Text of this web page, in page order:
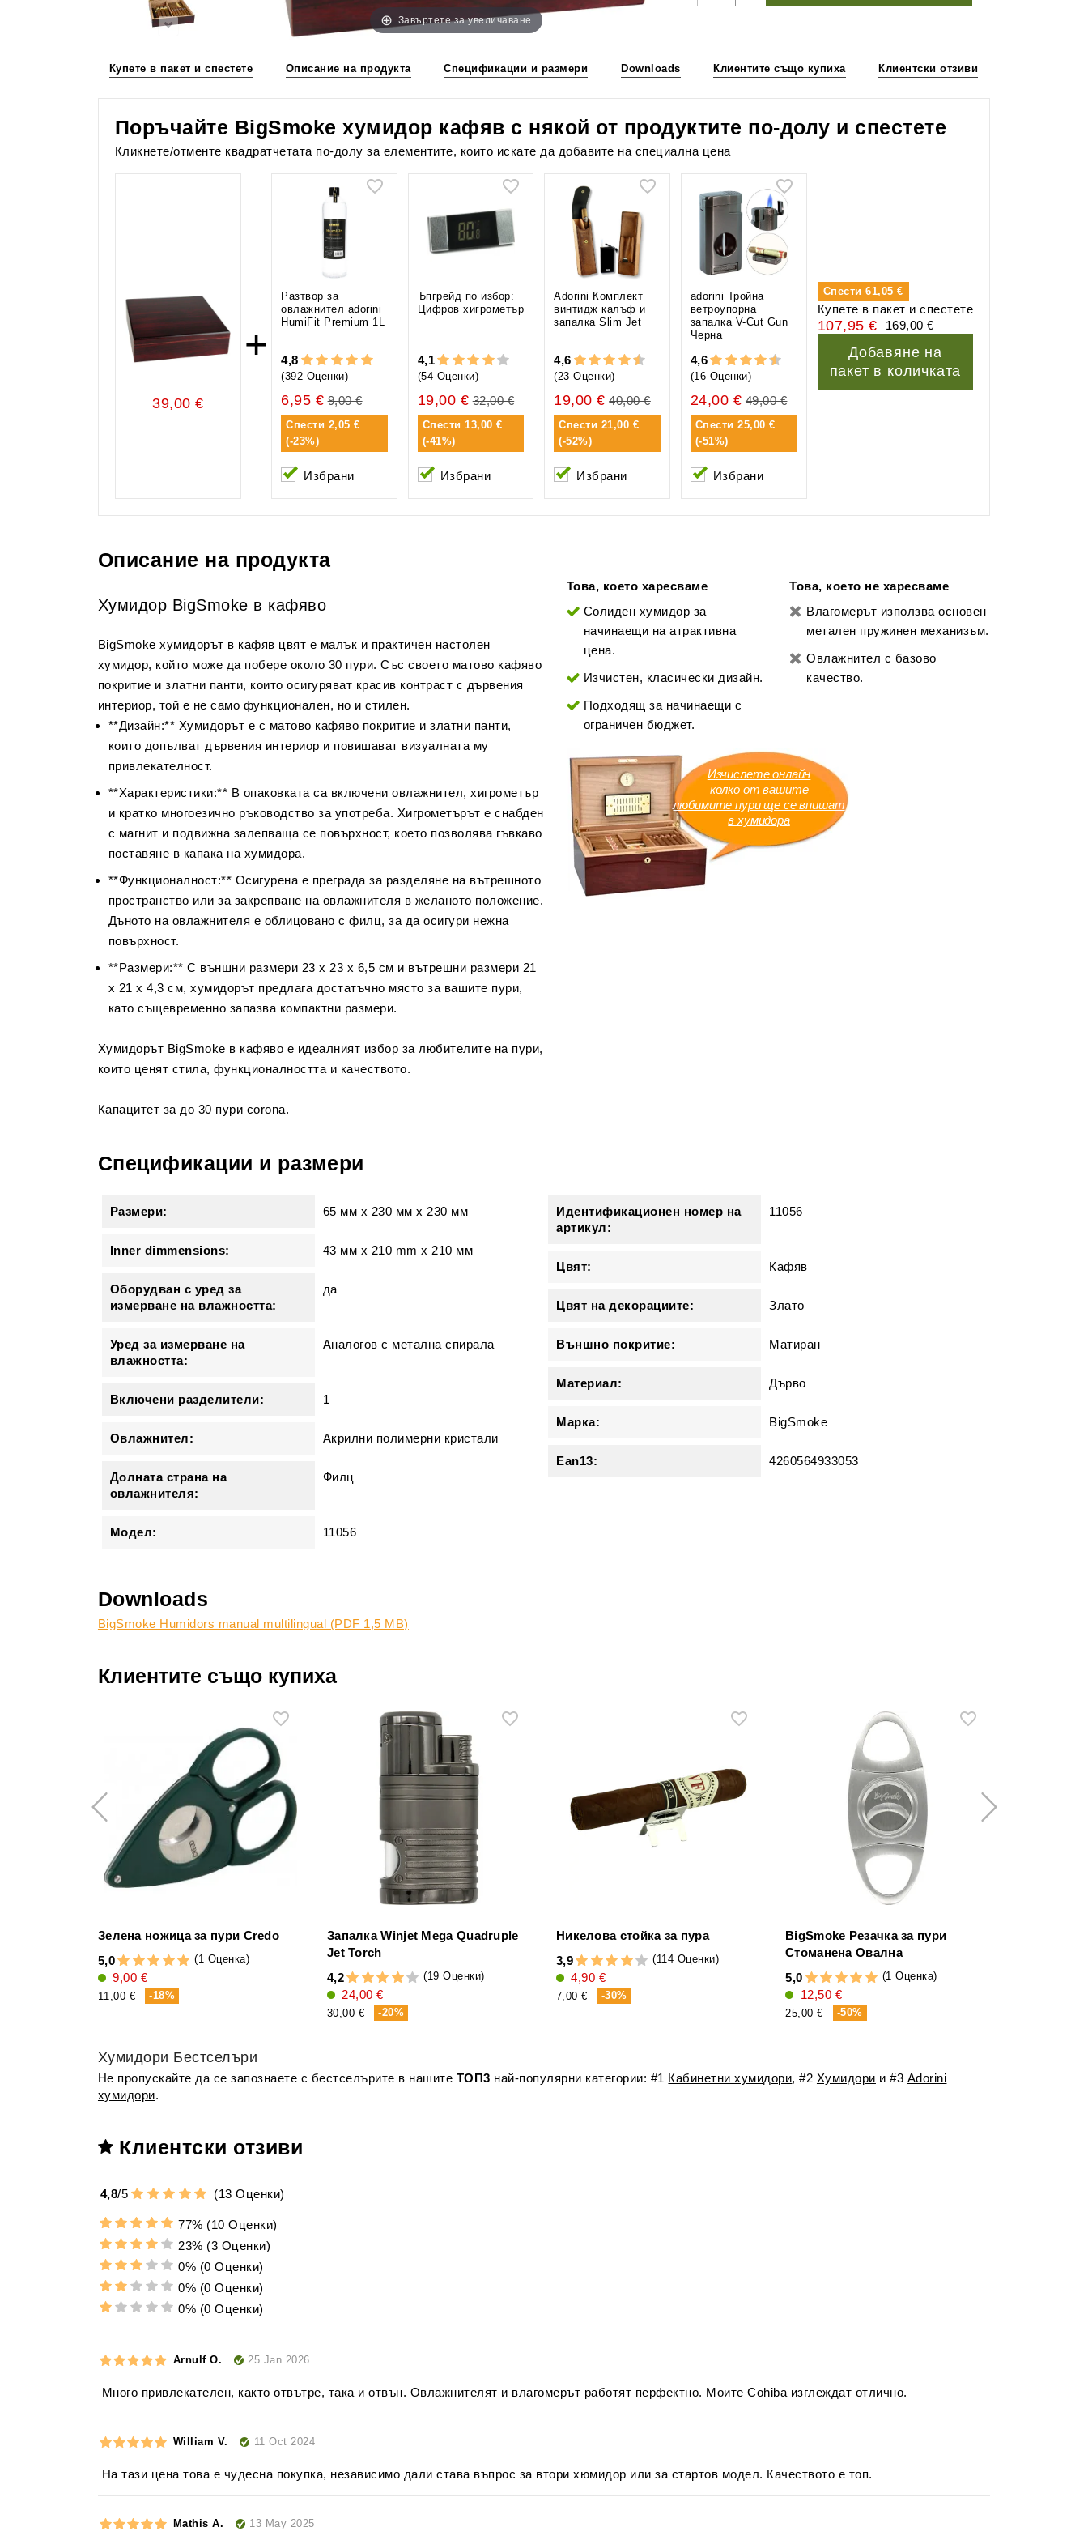
Завъртете за увеличаване
Купете в пакет и спестете Описание на продукта Спецификации и размери Downloads Клиентите също купиха Клиентски отзиви
Поръчайте BigSmoke хумидор кафяв с някой от продуктите по-долу и спестете
Кликнете/отменте квадратчетата по-долу за елементите, които искате да добавите на специална цена
39,00 €
+
Разтвор за
овлажнител adorini
HumiFit Premium 1L
4,8
(392 Оценки)
6,95 € 9,00 €
Спести 2,05 €
(-23%)
Избрани
Ъпгрейд по избор:
Цифров хигрометър
4,1
(54 Оценки)
19,00 € 32,00 €
Спести 13,00 €
(-41%)
Избрани
Adorini Комплект
винтидж калъф и
запалка Slim Jet
4,6
(23 Оценки)
19,00 € 40,00 €
Спести 21,00 €
(-52%)
Избрани
adorini Тройна
ветроупорна
запалка V-Cut Gun
Черна
4,6
(16 Оценки)
24,00 € 49,00 €
Спести25,00 €
(-51%)
Избрани
Спести61,05 €
Купете в пакет и спестете
107,95 € 169,00 €
Добавяне на
пакет в количката
Описание на продукта
Хумидор BigSmoke в кафяво
BigSmoke хумидорът в кафяв цвят е малък и практичен настолен
хумидор, който може да побере около 30 пури. Със своето матово кафяво
покритие и златни панти, които осигуряват красив контраст с дървения
интериор, той е не само функционален, но и стилен.
**Дизайн:** Хумидорът е с матово кафяво покритие и златни панти,
които допълват дървения интериор и повишават визуалната му
привлекателност.
**Характеристики:** В опаковката са включени овлажнител, хигрометър
и кратко многоезично ръководство за употреба. Хигрометърът е снабден
с магнит и подвижна залепваща се повърхност, което позволява гъвкаво
поставяне в капака на хумидора.
**Функционалност:** Осигурена е преграда за разделяне на вътрешното
пространство или за закрепване на овлажнителя в желаното положение.
Дъното на овлажнителя е облицовано с филц, за да осигури нежна
повърхност.
**Размери:** С външни размери 23 x 23 x 6,5 см и вътрешни размери 21
x 21 x 4,3 см, хумидорът предлага достатъчно място за вашите пури,
като същевременно запазва компактни размери.
Хумидорът BigSmoke в кафяво е идеалният избор за любителите на пури,
които ценят стила, функционалността и качеството.
Капацитет за до 30 пури corona.
Това, което харесваме
Солиден хумидор за
начинаещи на атрактивна
цена.
Изчистен, класически дизайн.
Подходящ за начинаещи с
ограничен бюджет.
Това, което не харесваме
Влагомерът използва основен
метален пружинен механизъм.
Овлажнител с базово
качество.
Изчислете онлайн
колко от вашите
любимите пури ще се впишат
в хумидора
Спецификации и размери
Размери: 65 мм x 230 мм x 230 мм
Inner dimmensions: 43 мм x 210 mm x 210 мм
Оборудван с уред за
измерване на влажността:
да
Уред за измерване на
влажността:
Аналогов с метална спирала
Включени разделители: 1
Овлажнител: Акрилни полимерни кристали
Долната страна на
овлажнителя:
Филц
Модел: 11056
Идентификационен номер на
артикул:
11056
Цвят: Кафяв
Цвят на декорациите: Злато
Външно покритие: Матиран
Материал: Дърво
Марка: BigSmoke
Ean13: 4260564933053
Downloads
BigSmoke Humidors manual multilingual (PDF 1,5 MB)
Клиентите също купиха
Зелена ножица за пури Credo
5,0
(1 Оценка)
9,00 €
11,00 € -18%
Запалка Winjet Mega Quadruple
Jet Torch
4,2
(19 Оценки)
24,00 €
30,00 € -20%
Никелова стойка за пура
3,9
(114 Оценки)
4,90 €
7,00 € -30%
BigSmoke Резачка за пури
Стоманена Овална
5,0
(1 Оценка)
12,50 €
25,00 € -50%
Хумидори Бестселъри
Не пропускайте да се запознаете с бестселърите в нашите ТОП3 най-популярни категории: #1 Кабинетни хумидори, #2 Хумидори и #3 Adorini
хумидори.
Клиентски отзиви
4,8/5 (13 Оценки)
77% (10 Оценки)
23% (3 Оценки)
0% (0 Оценки)
0% (0 Оценки)
0% (0 Оценки)
Arnulf O. 25 Jan 2026
Много привлекателен, както отвътре, така и отвън. Овлажнителят и влагомерът работят перфектно. Моите Cohiba изглеждат отлично.
William V. 11 Oct 2024
На тази цена това е чудесна покупка, независимо дали става въпрос за втори хюмидор или за стартов модел. Качеството е топ.
Mathis A. 13 May 2025